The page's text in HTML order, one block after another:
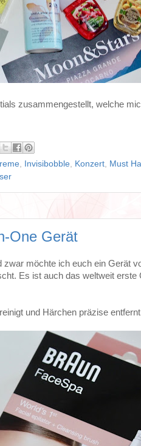
zusammengestellt, welche
, Invisibobble, Konzert, Must
One Gerät
möchte ich euch ein Gerät
Es ist auch das weltweit
und Härchen präzise